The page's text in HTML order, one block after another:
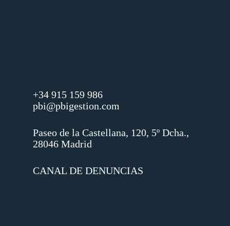
+34 915 159 986
pbi@pbigestion.com
Paseo de la Castellana, 120, 5º Dcha.,
28046 Madrid
CANAL DE DENUNCIAS